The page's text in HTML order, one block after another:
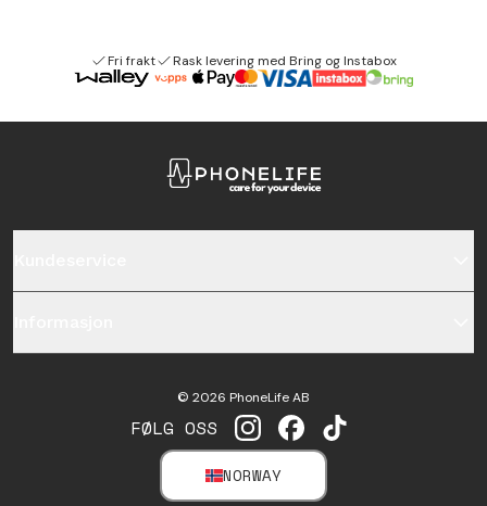
Fri frakt Rask levering med Bring og Instabox
FØLG OSS INSTAGRAM
FACEBOOKTIKTOK
NORWAY
SELECT MARKET
© 2026 PhoneLife AB